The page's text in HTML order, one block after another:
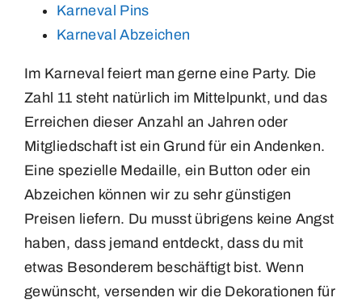
Karneval Pins
Karneval Abzeichen
Im Karneval feiert man gerne eine Party. Die
Zahl 11 steht natürlich im Mittelpunkt, und das
Erreichen dieser Anzahl an Jahren oder
Mitgliedschaft ist ein Grund für ein Andenken.
Eine spezielle Medaille, ein Button oder ein
Abzeichen können wir zu sehr günstigen
Preisen liefern. Du musst übrigens keine Angst
haben, dass jemand entdeckt, dass du mit
etwas Besonderem beschäftigt bist. Wenn
gewünscht, versenden wir die Dekorationen für